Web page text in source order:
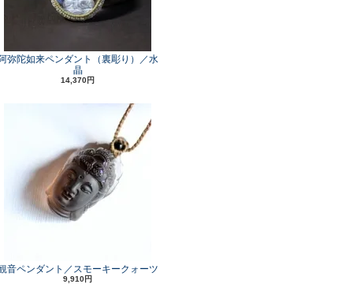
弥陀如来ペンダント（裏彫り）／水
晶
14,370円
音ペンダント／スモーキークォーツ
9,910円